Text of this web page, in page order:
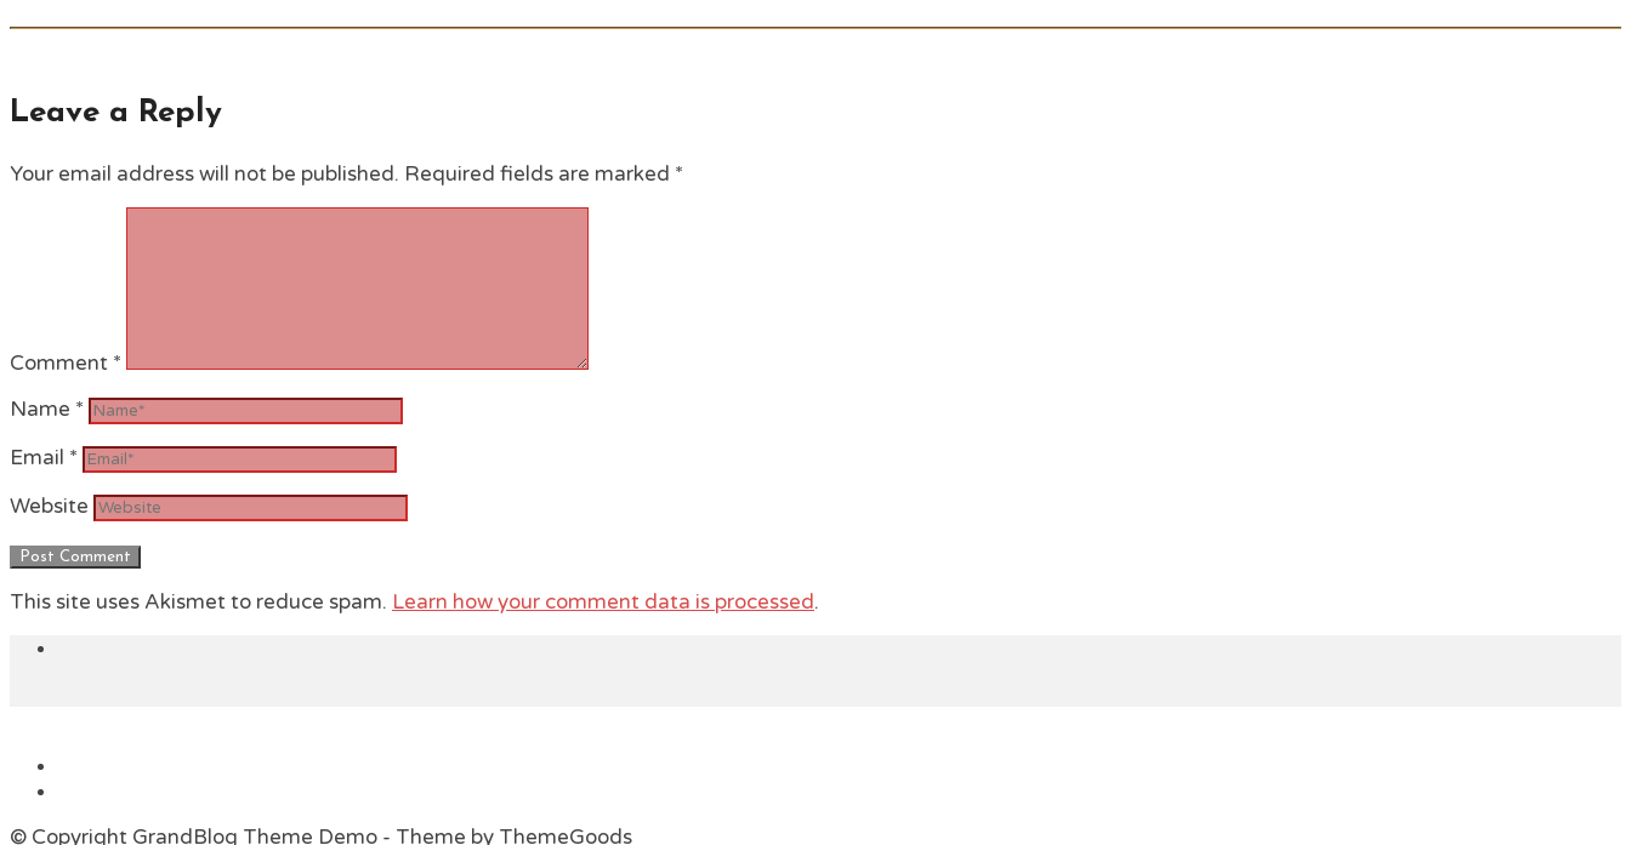
Leave a Reply
Your email address will not be published. Required fields are marked *
Comment *
Name *
Email *
Website
This site uses Akismet to reduce spam. Learn how your comment data is processed.
© Copyright GrandBlog Theme Demo - Theme by ThemeGoods